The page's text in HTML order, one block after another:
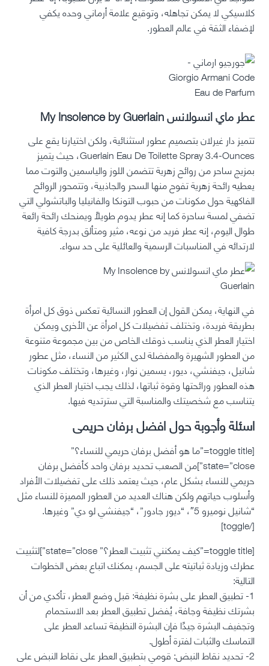
كلاسيكي لا يمكن تجاهله، وتوقيع علامة أرماني وحده يكفي
لإضفاء الثقة في عالم العطور.
عطر ماي انسولانس My Insolence by Guerlain
تتميز دار غيرلان بتصميم عطور استثنائية، ولكن اختيارنا يقع على
Guerlain Eau De Toilette Spray 3.4-Ounces، حيث يتميز
بمزيج ساحر من روائح زهرية تتضمن اللوز والياسمين والتوت مما
يعطيه رائحة زهرية تفوح منها السحر والجاذبية، وتتمحور الروائح
الفاكهية حول مكونات من حبوب التونكا والفانيليا والباتشولي التي
تضفي لمسة ساحرة كما إنه عطر يدوم طويلًا ويمنحك رائحة رائعة
طوال اليوم، إنه عطر فريد من نوعه، مثير ومتألق بدرجة كافية
لارتدائه في المناسبات الرسمية والعائلية على حد سواء.
في النهاية، يمكن القول إن العطور النسائية تعكس ذوق كل امرأة
بطريقة فريدة، وتختلف تفضيلات كل امرأة عن الأخرى ويمكن
اختيار العطر الذي يناسب ذوقك الخاص من بين مجموعة متنوعة
من العطور الشهيرة والمفضلة لدى الكثير من النساء، مثل عطور
شانيل، جيفنشي، ديور، يسمين نوار، وغيرها، وتختلف مكونات
هذه العطور ورائحتها وقوة ثباتها، لذلك يجب اختيار العطر الذي
يتناسب مع شخصيتك والمناسبة التي سترتديه فيها.
اسئلة وأجوبة حول افضل برفان حريمى
[toggle title=”ما هو أفضل برفان حريمي للنساء؟”
state=”close”]من الصعب تحديد برفان واحد كأفضل برفان
حريمي للنساء بشكل عام، حيث يعتمد ذلك على تفضيلات الأفراد
وأسلوب حياتهم ولكن هناك العديد من العطور المميزة للنساء مثل
“شانيل نوميرو 5″، “ديور جادور”، “جيفنشي لو دي” وغيرها.
[/toggle]
[toggle title=”كيف يمكنني تثبيت العطر؟” state=”close”]لتثبيت
عطرك وزيادة ثباتيته على الجسم، يمكنك اتباع بعض الخطوات
التالية:
1- تطبيق العطر على بشرة نظيفة: قبل وضع العطر، تأكدي من أن
بشرتك نظيفة وجافة، يُفضل تطبيق العطر بعد الاستحمام
وتجفيف البشرة جيدًا فإن البشرة النظيفة تساعد العطر على
التماسك والثبات لفترة أطول.
2- تحديد نقاط النبض: قومي بتطبيق العطر على نقاط النبض على